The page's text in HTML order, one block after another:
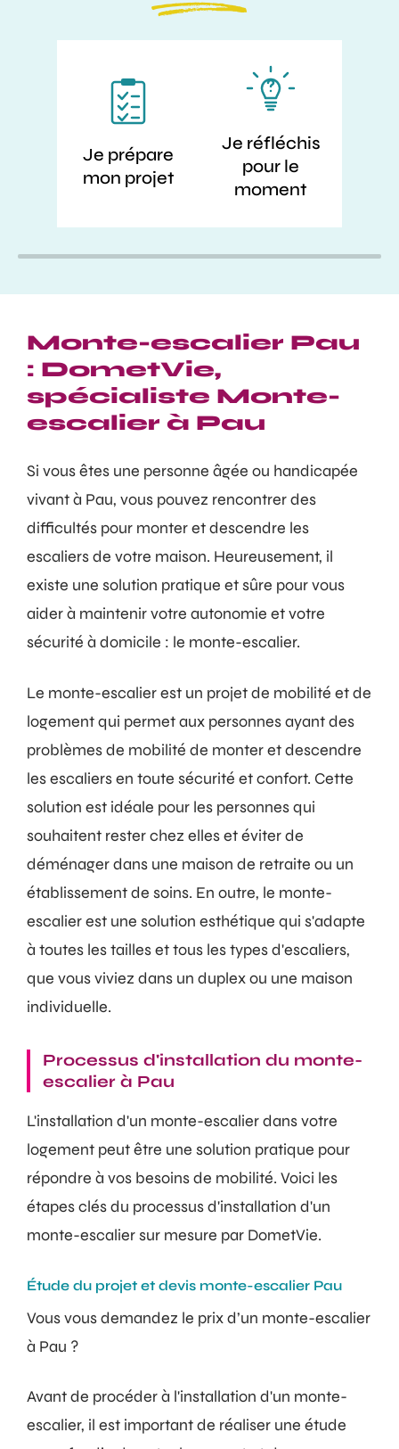
Je prépare
mon projet
Je réfléchis
pour le
moment
Monte-escalier Pau
: DometVie,
spécialiste Monte-
escalier à Pau
Si vous êtes une personne âgée ou handicapée
vivant à Pau, vous pouvez rencontrer des
difficultés pour monter et descendre les
escaliers de votre maison. Heureusement, il
existe une solution pratique et sûre pour vous
aider à maintenir votre autonomie et votre
sécurité à domicile : le monte-escalier.
Le monte-escalier est un projet de mobilité et de
logement qui permet aux personnes ayant des
problèmes de mobilité de monter et descendre
les escaliers en toute sécurité et confort. Cette
solution est idéale pour les personnes qui
souhaitent rester chez elles et éviter de
déménager dans une maison de retraite ou un
établissement de soins. En outre, le monte-
escalier est une solution esthétique qui s'adapte
à toutes les tailles et tous les types d'escaliers,
que vous viviez dans un duplex ou une maison
individuelle.
Processus d'installation du monte-
escalier à Pau
L'installation d'un monte-escalier dans votre
logement peut être une solution pratique pour
répondre à vos besoins de mobilité. Voici les
étapes clés du processus d'installation d'un
monte-escalier sur mesure par DometVie.
Étude du projet et devis monte-escalier Pau
Vous vous demandez le prix d’un monte-escalier
à Pau ?
Avant de procéder à l'installation d'un monte-
escalier, il est important de réaliser une étude